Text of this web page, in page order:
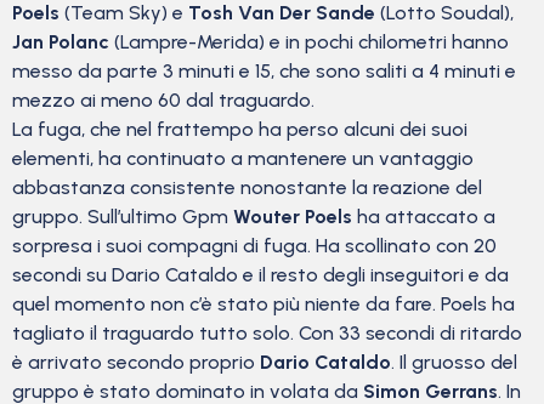
Poels (Team Sky) e Tosh Van Der Sande (Lotto Soudal),
Jan Polanc (Lampre-Merida) e in pochi chilometri hanno
messo da parte 3 minuti e 15, che sono saliti a 4 minuti e
mezzo ai meno 60 dal traguardo.
La fuga, che nel frattempo ha perso alcuni dei suoi
elementi, ha continuato a mantenere un vantaggio
abbastanza consistente nonostante la reazione del
gruppo. Sull’ultimo Gpm Wouter Poels ha attaccato a
sorpresa i suoi compagni di fuga. Ha scollinato con 20
secondi su Dario Cataldo e il resto degli inseguitori e da
quel momento non c’è stato più niente da fare. Poels ha
tagliato il traguardo tutto solo. Con 33 secondi di ritardo
è arrivato secondo proprio Dario Cataldo. Il gruosso del
gruppo è stato dominato in volata da Simon Gerrans. In